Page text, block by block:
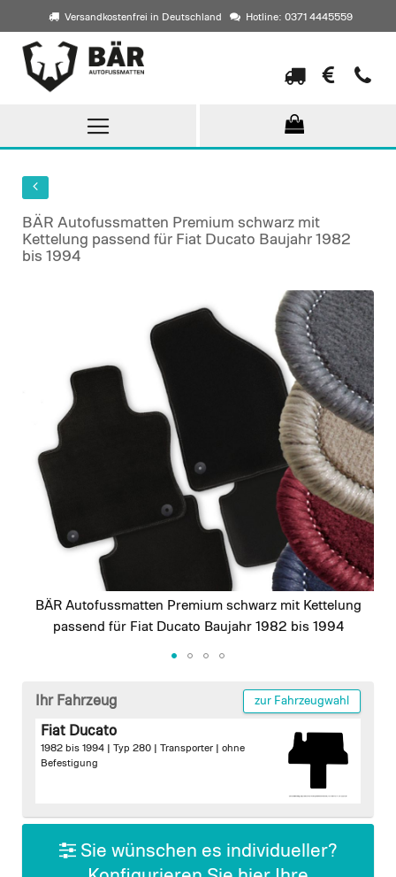
Versandkostenfrei in Deutschland Hotline: 0371 4445559
Direkt
zum
Inhalt
BÄR Autofussmatten Premium schwarz mit
Kettelung passend für Fiat Ducato Baujahr 1982
bis 1994
images
gallery
BÄR Autofussmatten Premium schwarz mit Kettelung
passend für Fiat Ducato Baujahr 1982 bis 1994
beginning
gallery
Ihr Fahrzeug zur Fahrzeugwahl
Fiat Ducato
1982 bis 1994 | Typ 280 | Transporter | ohne
Befestigung
Sie wünschen es individueller?